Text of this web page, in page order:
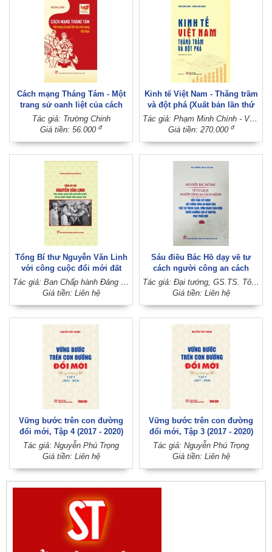
Cách mạng Tháng Tám - Một
trang sử oanh liệt của cách
mạng Việt Nam
Tác giả: Trường Chinh
Giá tiền: 56.000 đ
Kinh tế Việt Nam - Thăng trầm
và đột phá (Xuất bản lần thứ
ba)
Tác giả: Phạm Minh Chính - Vương Quân Hoàng
Giá tiền: 270.000 đ
Tổng Bí thư Nguyễn Văn Linh
với công cuộc đổi mới đất
nước và sự phát triển tỉnh
Hưng Yên
Tác giả: Ban Chấp hành Đảng bộ tỉnh Hưng Yên
Giá tiền: Liên hệ
Sáu điều Bác Hồ dạy về tư
cách người công an cách
mệnh - Nền tảng xây dựng lực
lượng Công an nhân dân thật
kỷ nguyên phát triển mới
Tác giả: Đại tướng, GS.TS. Tô Lâm
Giá tiền: Liên hệ
Vững bước trên con đường
đổi mới, Tập 4 (2017 - 2020)
(Xuất bản lần thứ hai)
Tác giả: Nguyễn Phú Trọng
Giá tiền: Liên hệ
Vững bước trên con đường
đổi mới, Tập 3 (2017 - 2020)
(Xuất bản lần thứ hai)
Tác giả: Nguyễn Phú Trọng
Giá tiền: Liên hệ